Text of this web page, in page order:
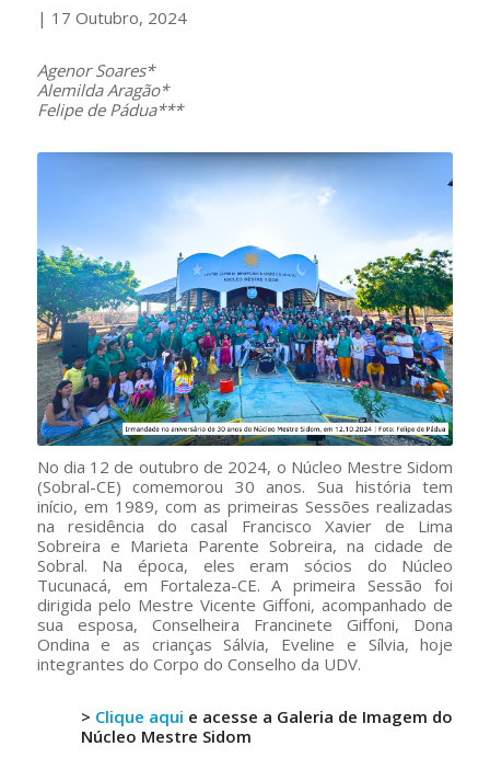
| 17 Outubro, 2024
Agenor Soares*
Alemilda Aragão*
Felipe de Pádua***
No dia 12 de outubro de 2024, o Núcleo Mestre Sidom
(Sobral-CE) comemorou 30 anos. Sua história tem
início, em 1989, com as primeiras Sessões realizadas
na residência do casal Francisco Xavier de Lima
Sobreira e Marieta Parente Sobreira, na cidade de
Sobral. Na época, eles eram sócios do Núcleo
Tucunacá, em Fortaleza-CE. A primeira Sessão foi
dirigida pelo Mestre Vicente Giffoni, acompanhado de
sua esposa, Conselheira Francinete Giffoni, Dona
Ondina e as crianças Sálvia, Eveline e Sílvia, hoje
integrantes do Corpo do Conselho da UDV.
> Clique aqui e acesse a Galeria de Imagem do
Núcleo Mestre Sidom